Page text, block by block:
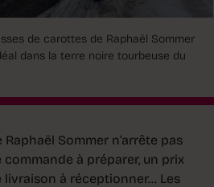
de carottes de Raphaël Sommer
dans la terre noire tourbeuse du
Sommer n’arrête pas
commande à préparer, un prix
livraison à réceptionner… Les